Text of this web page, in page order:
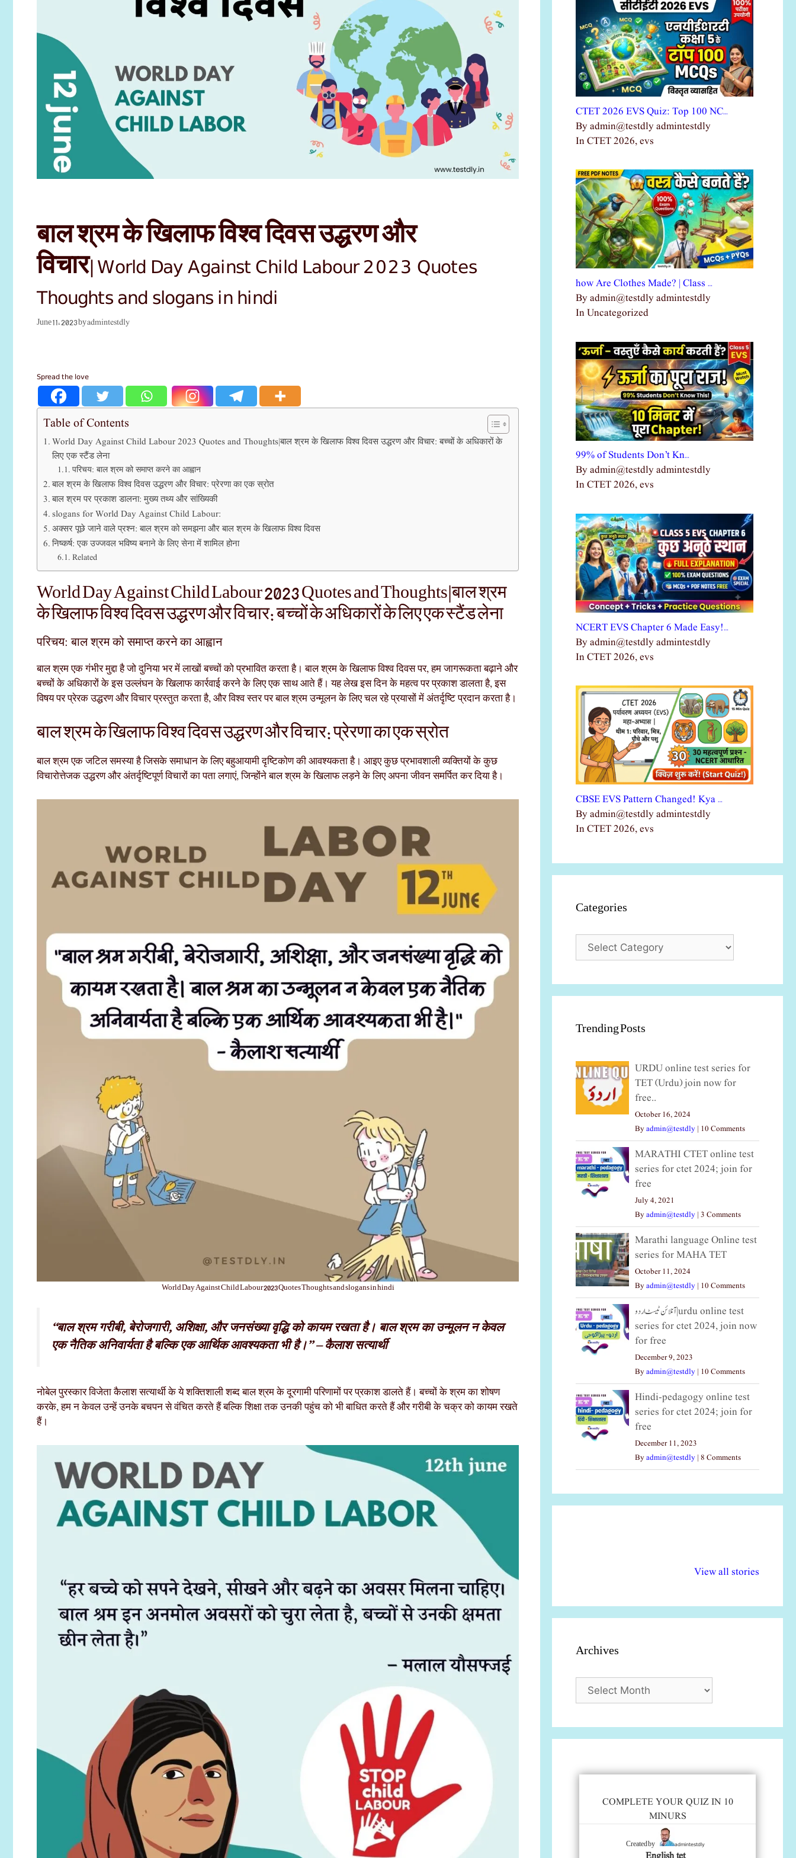
बाल श्रम के खिलाफ विश्व दिवस उद्धरण और
विचार|World Day Against Child Labour 2023 Quotes
Thoughts and slogans in hindi
June 11, 2023byadmintestdly
Spread the love
Table of Contents
World Day Against Child Labour 2023 Quotes and Thoughts|बाल श्रम के खिलाफ विश्व दिवस उद्धरण और विचार: बच्चों के अधिकारों के
लिए एक स्टैंड लेना
परिचय: बाल श्रम को समाप्त करने का आह्वान
बाल श्रम के खिलाफ विश्व दिवस उद्धरण और विचार: प्रेरणा का एक स्रोत
बाल श्रम पर प्रकाश डालना: मुख्य तथ्य और सांख्यिकी
slogans for World Day Against Child Labour:
अक्सर पूछे जाने वाले प्रश्न: बाल श्रम को समझना और बाल श्रम के खिलाफ विश्व दिवस
निष्कर्ष: एक उज्जवल भविष्य बनाने के लिए सेना में शामिल होना
Related
World Day Against Child Labour 2023 Quotes and Thoughts|बाल श्रम
के खिलाफ विश्व दिवस उद्धरण और विचार: बच्चों के अधिकारों के लिए एक स्टैंड लेना
परिचय: बाल श्रम को समाप्त करने का आह्वान
बाल श्रम एक गंभीर मुद्दा है जो दुनिया भर में लाखों बच्चों को प्रभावित करता है। बाल श्रम के खिलाफ विश्व दिवस पर, हम जागरूकता बढ़ाने और
बच्चों के अधिकारों के इस उल्लंघन के खिलाफ कार्रवाई करने के लिए एक साथ आते हैं। यह लेख इस दिन के महत्व पर प्रकाश डालता है, इस
विषय पर प्रेरक उद्धरण और विचार प्रस्तुत करता है, और विश्व स्तर पर बाल श्रम उन्मूलन के लिए चल रहे प्रयासों में अंतर्दृष्टि प्रदान करता है।
बाल श्रम के खिलाफ विश्व दिवस उद्धरण और विचार: प्रेरणा का एक स्रोत
बाल श्रम एक जटिल समस्या है जिसके समाधान के लिए बहुआयामी दृष्टिकोण की आवश्यकता है। आइए कुछ प्रभावशाली व्यक्तियों के कुछ
विचारोत्तेजक उद्धरण और अंतर्दृष्टिपूर्ण विचारों का पता लगाएं, जिन्होंने बाल श्रम के खिलाफ लड़ने के लिए अपना जीवन समर्पित कर दिया है।
World Day Against Child Labour 2023 Quotes Thoughts and slogans in hindi
“बाल श्रम गरीबी, बेरोजगारी, अशिक्षा, और जनसंख्या वृद्धि को कायम रखता है। बाल श्रम का उन्मूलन न केवल
एक नैतिक अनिवार्यता है बल्कि एक आर्थिक आवश्यकता भी है।” – कैलाश सत्यार्थी
नोबेल पुरस्कार विजेता कैलाश सत्यार्थी के ये शक्तिशाली शब्द बाल श्रम के दूरगामी परिणामों पर प्रकाश डालते हैं। बच्चों के श्रम का शोषण
करके, हम न केवल उन्हें उनके बचपन से वंचित करते हैं बल्कि शिक्षा तक उनकी पहुंच को भी बाधित करते हैं और गरीबी के चक्र को कायम रखते
हैं।
CTET 2026 EVS Quiz: Top 100 NC…
By admin@testdly admintestdly
In CTET 2026, evs
how Are Clothes Made? | Class …
By admin@testdly admintestdly
In Uncategorized
99% of Students Don’t Kn…
By admin@testdly admintestdly
In CTET 2026, evs
NCERT EVS Chapter 6 Made Easy!…
By admin@testdly admintestdly
In CTET 2026, evs
CBSE EVS Pattern Changed! Kya …
By admin@testdly admintestdly
In CTET 2026, evs
Categories
Categories
Trending Posts
URDU online test series for
TET (Urdu) join now for
free..
October 16, 2024
Byadmin@testdly | 10 Comments
MARATHI CTET online test
series for ctet 2024; join for
free
July 4, 2021
Byadmin@testdly | 3 Comments
Marathi language Online test
series for MAHA TET
October 11, 2024
Byadmin@testdly | 10 Comments
آنلائن ٹیسٹ اردو|urdu online test
series for ctet 2024, join now
for free
December 9, 2023
Byadmin@testdly | 10 Comments
Hindi-pedagogy online test
series for ctet 2024; join for
free
December 11, 2023
Byadmin@testdly | 8 Comments
View all stories
अधिकार दिवस| 18
Archives
Archives
COMPLETE YOUR QUIZ IN 10
MINURS
Created by admintestdly